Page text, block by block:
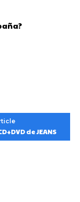
de JEANS